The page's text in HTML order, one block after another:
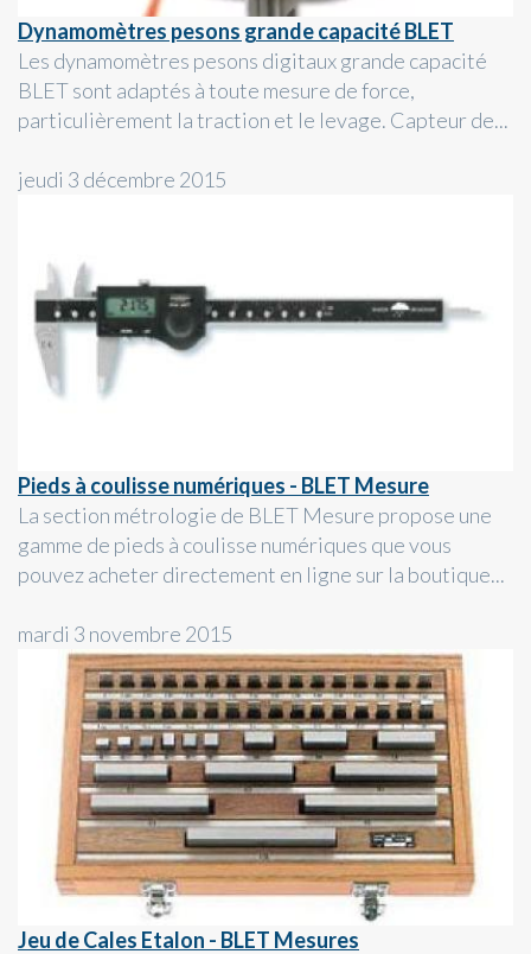
Dynamomètres pesons grande capacité BLET
Les dynamomètres pesons digitaux grande capacité
BLET sont adaptés à toute mesure de force,
particulièrement la traction et le levage. Capteur de...
jeudi 3 décembre 2015
Pieds à coulisse numériques - BLET Mesure
La section métrologie de BLET Mesure propose une
gamme de pieds à coulisse numériques que vous
pouvez acheter directement en ligne sur la boutique...
mardi 3 novembre 2015
Jeu de Cales Etalon - BLET Mesures